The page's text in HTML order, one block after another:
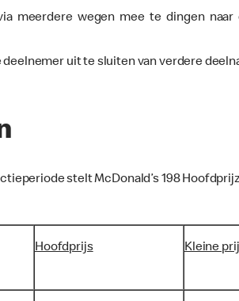
meerdere wegen mee te dingen
deelnemer uit te sluiten van verdere
stelt McDonald’s 198
Hoofdprijs Kleine